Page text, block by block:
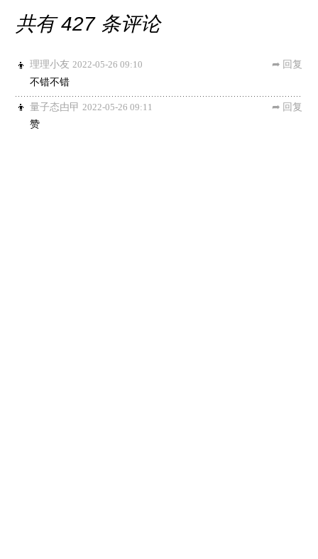
共有 427 条评论
理理小友 2022-05-26 09:10
不错不错
回复
量子态甴曱 2022-05-26 09:11
赞
回复